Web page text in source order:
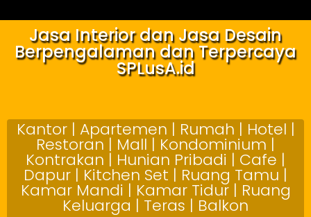
Jasa Interior dan Jasa Desain
Berpengalaman dan Terpercaya
SPLusA.id
Kantor | Apartemen | Rumah | Hotel |
Restoran | Mall | Kondominium |
Kontrakan | Hunian Pribadi | Cafe |
Dapur | Kitchen Set | Ruang Tamu |
Kamar Mandi | Kamar Tidur | Ruang
Keluarga | Teras | Balkon